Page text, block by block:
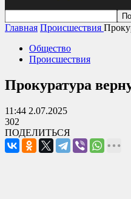
Главная Происшествия
Общество
Происшествия
Прокуратура
11:44 2.07.2025
302
ПОДЕЛИТЬСЯ